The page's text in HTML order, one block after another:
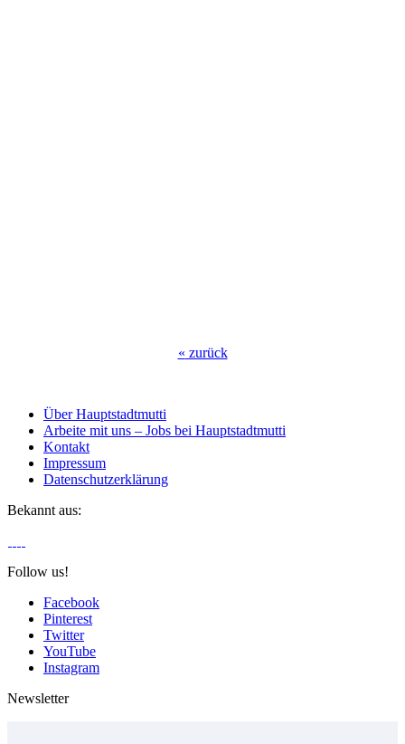
« zurück
Über Hauptstadtmutti
Arbeite mit uns – Jobs bei Hauptstadtmutti
Kontakt
Impressum
Datenschutzerklärung
Bekannt aus:
Follow us!
Facebook
Pinterest
Twitter
YouTube
Instagram
Newsletter